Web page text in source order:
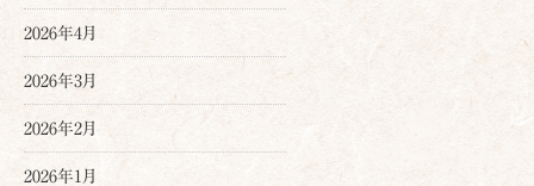
2026年4月
2026年3月
2026年2月
2026年1月